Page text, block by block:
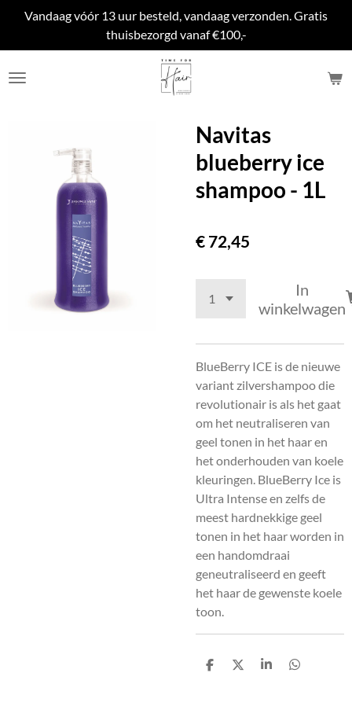
naar
de
Vandaag vóór 13 uur besteld, vandaag verzonden. Gratis
thuisbezorgd vanaf €100,-
Navitas
blueberry ice
shampoo - 1L
€ 72,45
In
winkelwagen
BlueBerry ICE is de nieuwe
variant zilvershampoo die
revolutionair is als het gaat
om het neutraliseren van
geel tonen in het haar en
het onderhouden van koele
kleuringen. BlueBerry Ice is
Ultra Intense en zelfs de
meest hardnekkige geel
tonen in het haar worden in
een handomdraai
geneutraliseerd en geeft
het haar de gewenste koele
toon.
D
D
S
D